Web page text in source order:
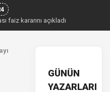
faiz kararını açıkladı
GÜNÜN
YAZARLARI